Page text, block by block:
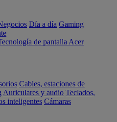
Día a día Gaming
de pantalla Acer
Cables, estaciones de
Auriculares y audio Teclados,
inteligentes Cámaras